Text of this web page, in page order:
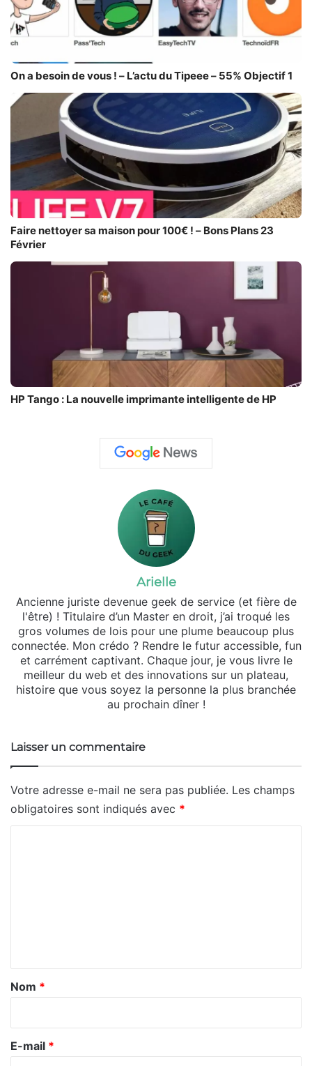
On a besoin de vous ! – L’actu du Tipeee – 55% Objectif 1
Faire nettoyer sa maison pour 100€ ! – Bons Plans 23
Février
HP Tango : La nouvelle imprimante intelligente de HP
Arielle
Ancienne juriste devenue geek de service (et fière de
l'être) ! Titulaire d’un Master en droit, j’ai troqué les
gros volumes de lois pour une plume beaucoup plus
connectée. Mon crédo ? Rendre le futur accessible, fun
et carrément captivant. Chaque jour, je vous livre le
meilleur du web et des innovations sur un plateau,
histoire que vous soyez la personne la plus branchée
au prochain dîner !
Laisser un commentaire
Votre adresse e-mail ne sera pas publiée. Les champs
obligatoires sont indiqués avec *
a
e
Nom *
E-mail *